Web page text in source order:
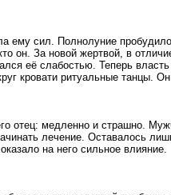
ему сил. Полнолуние
он. За новой жертвой, в
её слабостью. Теперь
кровати ритуальные танцы.
отец: медленно и страшно.
лечение. Оставалось
на него сильное влияние.